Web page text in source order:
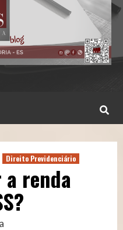
Segurado
(INSS)
Contribuição
Direito Previdenciário
renda